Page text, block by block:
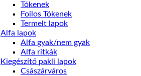
Tókenek
Foilos Tókenek
Termelt lapok
Alfa lapok
Alfa gyak/nem gyak
Alfa ritkák
Kiegészítő pakli lapok
Császárváros